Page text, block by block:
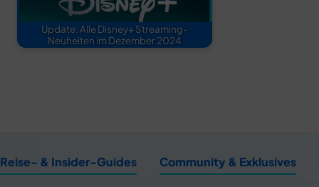
Update: Alle Disney+ Streaming-
Neuheiten im Dezember 2024
Reise- & Insider-Guides Community & Exklusives